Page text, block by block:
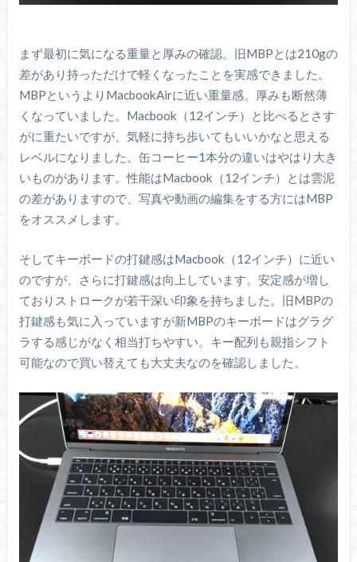
まず最初に気になる重量と厚みの確認。旧MBPとは210gの
差があり持っただけで軽くなったことを実感できました。
MBPというよりMacbookAirに近い重量感。厚みも断然薄
くなっていました。Macbook（12インチ）と比べるとさす
がに重たいですが、気軽に持ち歩いてもいいかなと思える
レベルになりました。缶コーヒー1本分の違いはやはり大き
いものがあります。性能はMacbook（12インチ）とは雲泥
の差がありますので、写真や動画の編集をする方にはMBP
をオススメします。
そしてキーボードの打鍵感はMacbook（12インチ）に近い
のですが、さらに打鍵感は向上しています。安定感が増し
ておりストロークが若干深い印象を持ちました。旧MBPの
打鍵感も気に入っていますが新MBPのキーボードはグラグ
ラする感じがなく相当打ちやすい。キー配列も親指シフト
可能なので買い替えても大丈夫なのを確認しました。